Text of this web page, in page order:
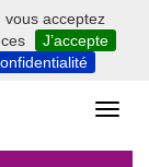
vous acceptez
J’accepte